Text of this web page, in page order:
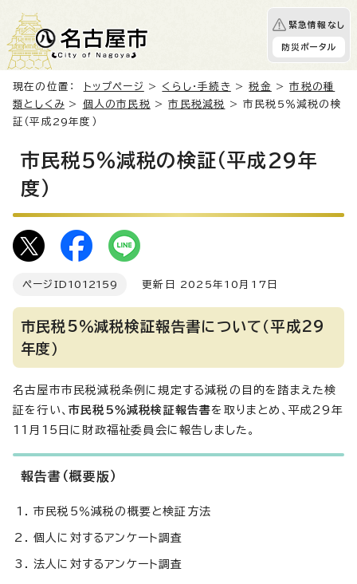
緊急情報なし
防災ポータル
現在の位置： トップページ > くらし・手続き >税金 >市税の種
類としくみ > 個人の市民税 >市民税減税
> 市民税5％減税の検
証（平成29年度）
市民税5％減税の検証（平成29年
度）
ページID 1012159 更新日 2025年10月17日
市民税5％減税検証報告書について（平成29
年度）
名古屋市市民税減税条例に規定する減税の目的を踏まえた検
証を行い、 市民税5％減税検証報告書を取りまとめ、平成29年
11月15日に財政福祉委員会に報告しました。
報告書（概要版）
市民税5％減税の概要と検証方法
個人に対するアンケート調査
法人に対するアンケート調査